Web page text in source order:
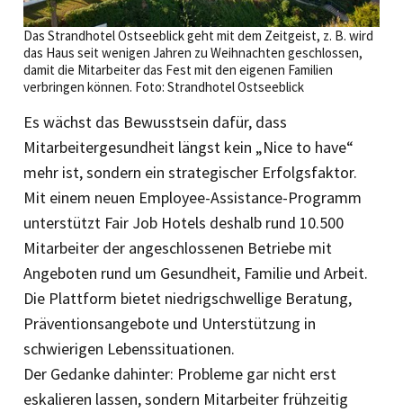
Das Strandhotel Ostseeblick geht mit dem Zeitgeist, z. B. wird
das Haus seit wenigen Jahren zu Weihnachten geschlossen,
damit die Mitarbeiter das Fest mit den eigenen Familien
verbringen können. Foto: Strandhotel Ostseeblick
Es wächst das Bewusstsein dafür, dass
Mitarbeitergesundheit längst kein „Nice to have“
mehr ist, sondern ein strategischer Erfolgsfaktor.
Mit einem neuen Employee-Assistance-Programm
unterstützt Fair Job Hotels deshalb rund 10.500
Mitarbeiter der angeschlossenen Betriebe mit
Angeboten rund um Gesundheit, Familie und Arbeit.
Die Plattform bietet niedrigschwellige Beratung,
Präventionsangebote und Unterstützung in
schwierigen Lebenssituationen.
Der Gedanke dahinter: Probleme gar nicht erst
eskalieren lassen, sondern Mitarbeiter frühzeitig